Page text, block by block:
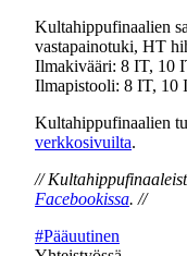
Kultahippufinaalien
vastapainotuki, HT
Ilmakivääri: 8 IT, 10
Ilmapistooli: 8 IT, 10
Kultahippufinaalien
verkkosivuilta.
//
Facebookissa. //
#Pääuutinen